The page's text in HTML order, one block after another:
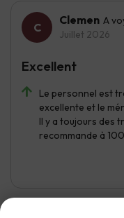
Clemen A
Juillet 2026
Le personnel est
excellente et le
Il y a toujours des
recommande à 100
Excellent